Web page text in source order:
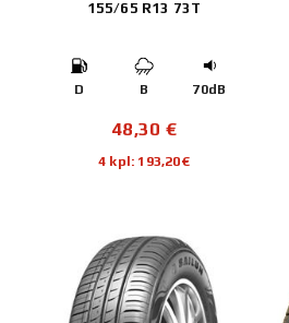
155/65 R13 73T
D B 70dB
48,30 €
4 kpl: 193,20€